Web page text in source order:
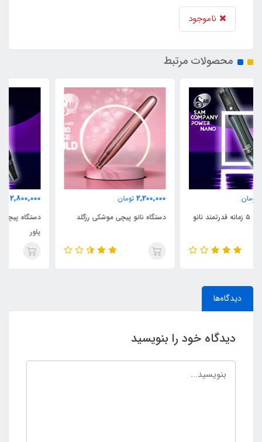
ناموجود
محصولات مرتبط
2,200,000
دستگاه نانو پیچی موشکی رزگلد
2,800,000
دستگاه پیچی ۵ زمانه قدرتمند نانو
دیدگاه‌ها
دیدگاه خود را بنویسید